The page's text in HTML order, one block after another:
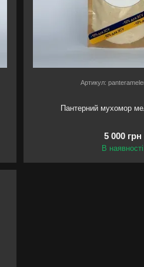
Артикул:
Пантерний мухомор
5 000 грн
В наявності